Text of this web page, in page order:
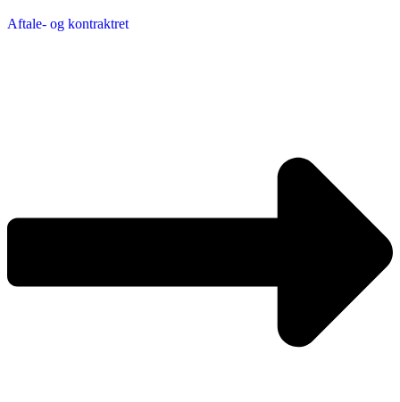
Aftale- og kontraktret